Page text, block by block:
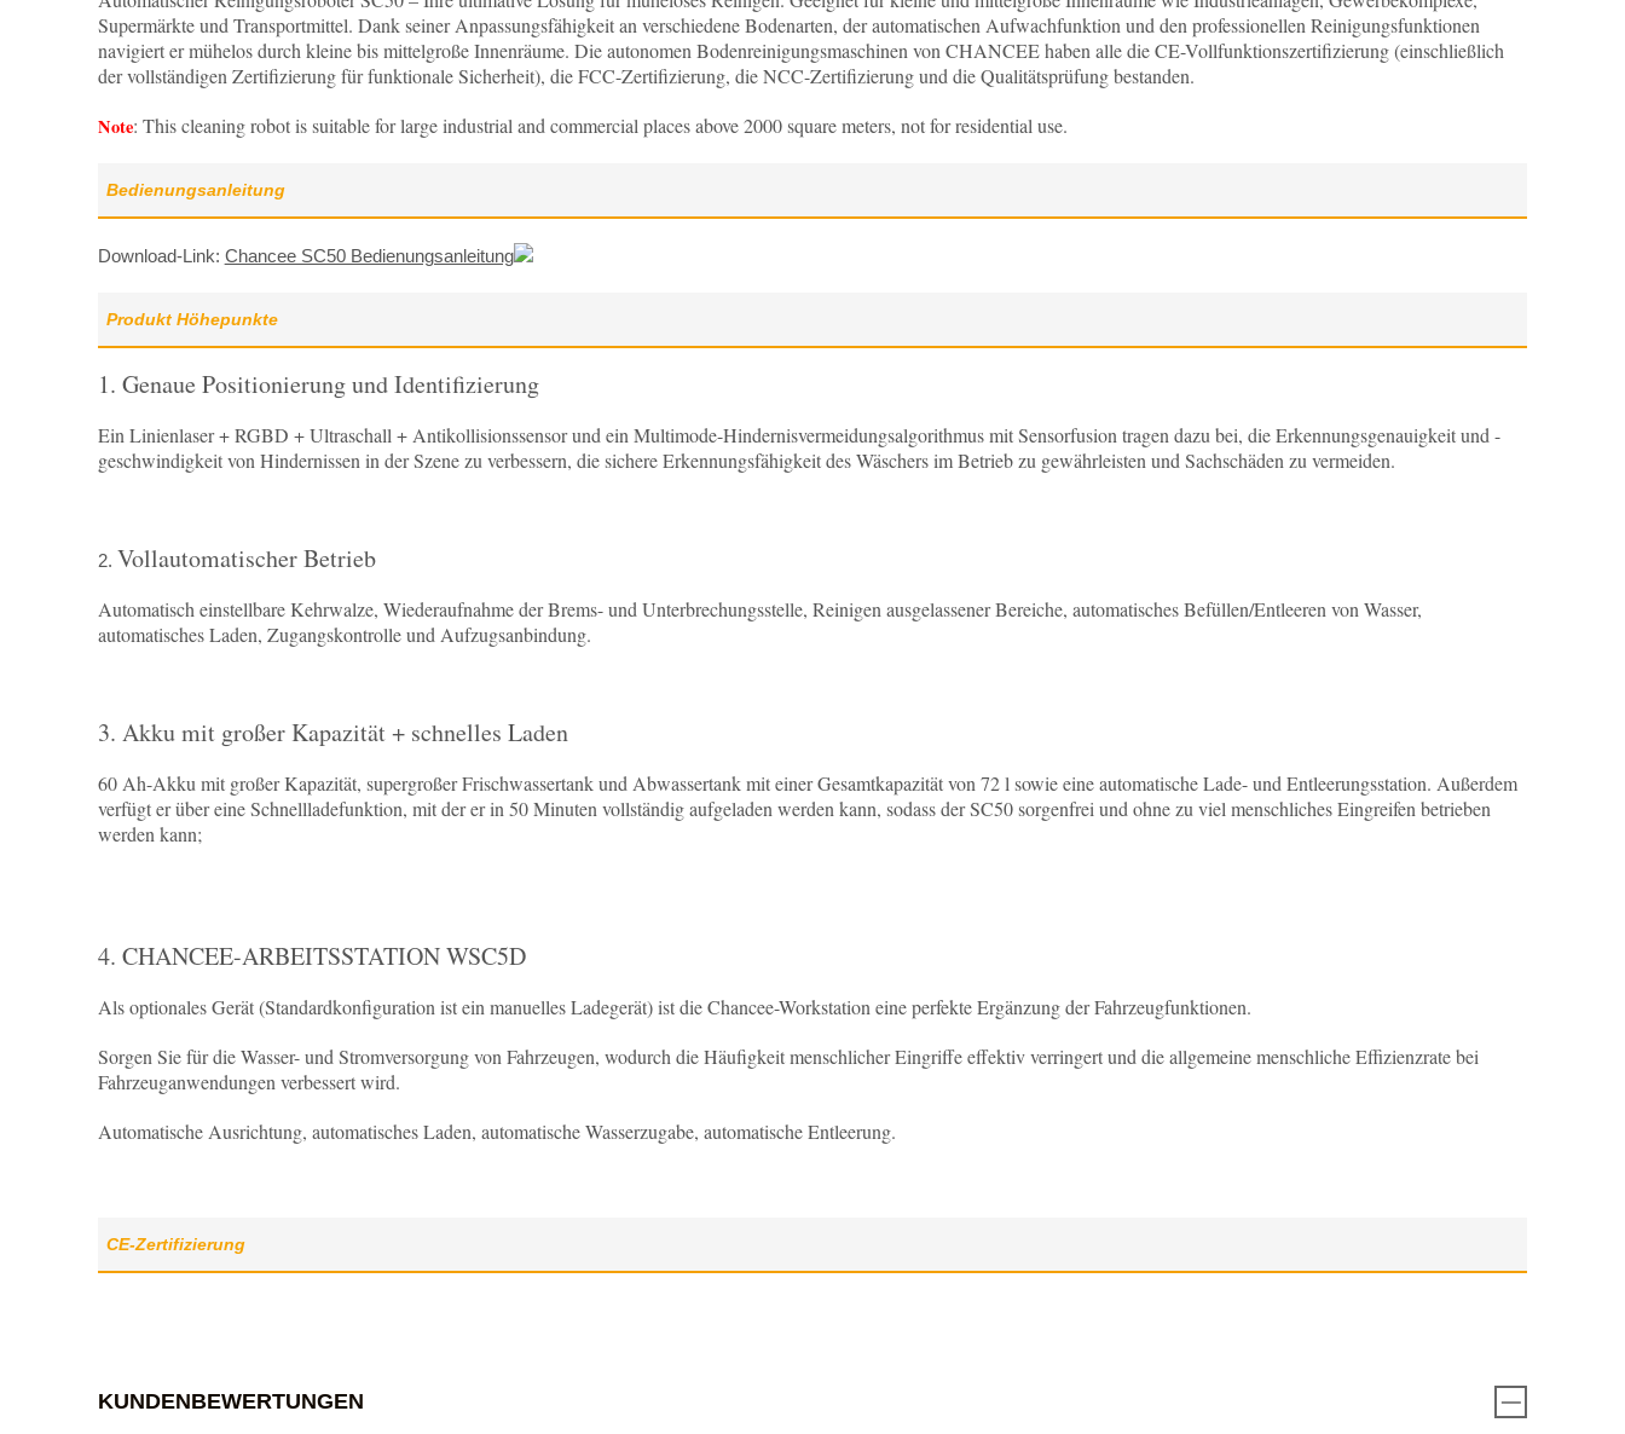
Supermärkte und Transportmittel. Dank seiner Anpassungsfähigkeit an verschiedene Bodenarten, der automatischen Aufwachfunktion und den professionellen Reinigungsfunktionen
navigiert er mühelos durch kleine bis mittelgroße Innenräume. Die autonomen Bodenreinigungsmaschinen von CHANCEE haben alle die CE-Vollfunktionszertifizierung (einschließlich
der vollständigen Zertifizierung für funktionale Sicherheit), die FCC-Zertifizierung, die NCC-Zertifizierung und die Qualitätsprüfung bestanden.
Note: This cleaning robot is suitable for large industrial and commercial places above 2000 square meters, not for residential use.
Bedienungsanleitung
Download-Link: Chancee SC50 Bedienungsanleitung
Produkt Höhepunkte
1. Genaue Positionierung und Identifizierung
Ein Linienlaser + RGBD + Ultraschall + Antikollisionssensor und ein Multimode-Hindernisvermeidungsalgorithmus mit Sensorfusion tragen dazu bei, die Erkennungsgenauigkeit und -
geschwindigkeit von Hindernissen in der Szene zu verbessern, die sichere Erkennungsfähigkeit des Wäschers im Betrieb zu gewährleisten und Sachschäden zu vermeiden.
2. Vollautomatischer Betrieb
Automatisch einstellbare Kehrwalze, Wiederaufnahme der Brems- und Unterbrechungsstelle, Reinigen ausgelassener Bereiche, automatisches Befüllen/Entleeren von Wasser,
automatisches Laden, Zugangskontrolle und Aufzugsanbindung.
3. Akku mit großer Kapazität + schnelles Laden
60 Ah-Akku mit großer Kapazität, supergroßer Frischwassertank und Abwassertank mit einer Gesamtkapazität von 72 l sowie eine automatische Lade- und Entleerungsstation. Außerdem
verfügt er über eine Schnellladefunktion, mit der er in 50 Minuten vollständig aufgeladen werden kann, sodass der SC50 sorgenfrei und ohne zu viel menschliches Eingreifen betrieben
werden kann;
4. CHANCEE-ARBEITSSTATION WSC5D
Als optionales Gerät (Standardkonfiguration ist ein manuelles Ladegerät) ist die Chancee-Workstation eine perfekte Ergänzung der Fahrzeugfunktionen.
Sorgen Sie für die Wasser- und Stromversorgung von Fahrzeugen, wodurch die Häufigkeit menschlicher Eingriffe effektiv verringert und die allgemeine menschliche Effizienzrate bei
Fahrzeuganwendungen verbessert wird.
Automatische Ausrichtung, automatisches Laden, automatische Wasserzugabe, automatische Entleerung.
CE-Zertifizierung
KUNDENBEWERTUNGEN